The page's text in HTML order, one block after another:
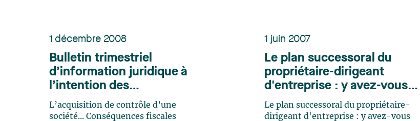
1 décembre 2008
Bulletin trimestriel
d’information juridique à
l’intention des
professionnels de la
comptabilité, de la gestion
L’acquisition de contrôle d’une
société... Conséquences fiscales
1 juin 2007
Le plan successoral du
propriétaire-dirigeant
d'entreprise : y avez-vous
pensé?
Le plan successoral du propriétaire-
dirigeant d'entreprise : y avez-vous